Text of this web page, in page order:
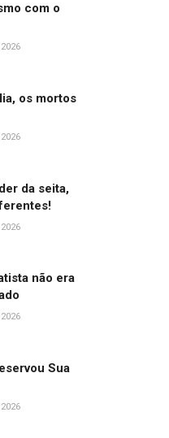
com o
os mortos
da seita,
não era
Sua